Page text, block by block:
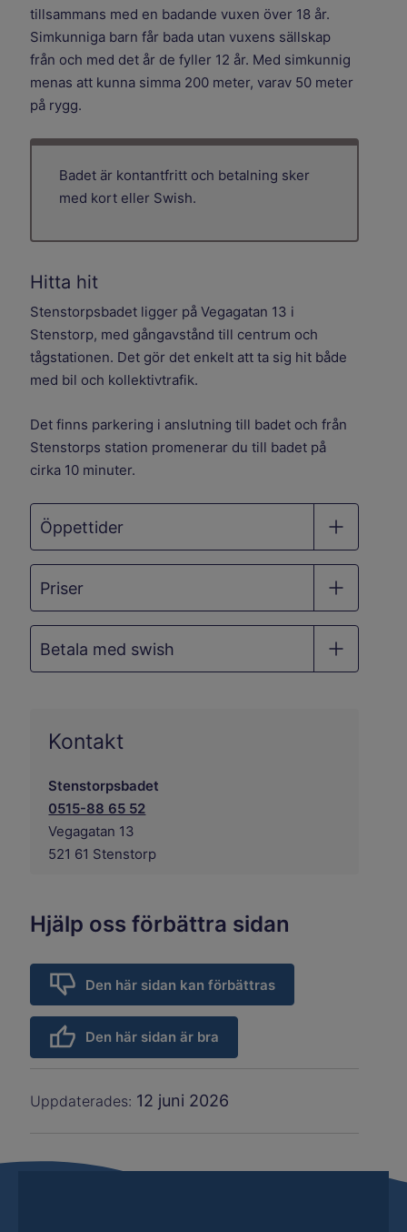
tillsammans med en badande vuxen över 18 år.
Simkunniga barn får bada utan vuxens sällskap
från och med det år de fyller 12 år. Med simkunnig
menas att kunna simma 200 meter, varav 50 meter
på rygg.
Badet är kontantfritt och betalning sker
med kort eller Swish.
Hitta hit
Stenstorpsbadet ligger på Vegagatan 13 i
Stenstorp, med gångavstånd till centrum och
tågstationen. Det gör det enkelt att ta sig hit både
med bil och kollektivtrafik.
Det finns parkering i anslutning till badet och från
Stenstorps station promenerar du till badet på
cirka 10 minuter.
Öppettider
Priser
Betala med swish
Kontakt
Stenstorpsbadet
0515-88 65 52
Vegagatan 13
521 61 Stenstorp
Hjälp oss förbättra sidan
Den här sidan kan förbättras
Den här sidan är bra
Uppdaterades: 12 juni 2026